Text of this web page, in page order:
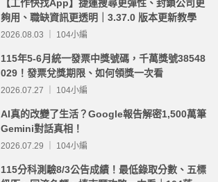
【工作快找App】捷運搜尋更彈性、封鎖公司更
夠用、職缺資訊更透明｜3.37.0 版本更新教學
2026.08.03 ｜ 104小編
115年5-6月統一發票中獎號碼，千萬獎號38548
029！發票兌獎期限、如何領獎一次看
2026.07.27 ｜ 104小編
AI真的改變了生活？Google報告解密1,500萬筆
Gemini對話真相！
2026.07.29 ｜ 104小編
115分科測驗8/3公告成績！最低錄取分數、五標